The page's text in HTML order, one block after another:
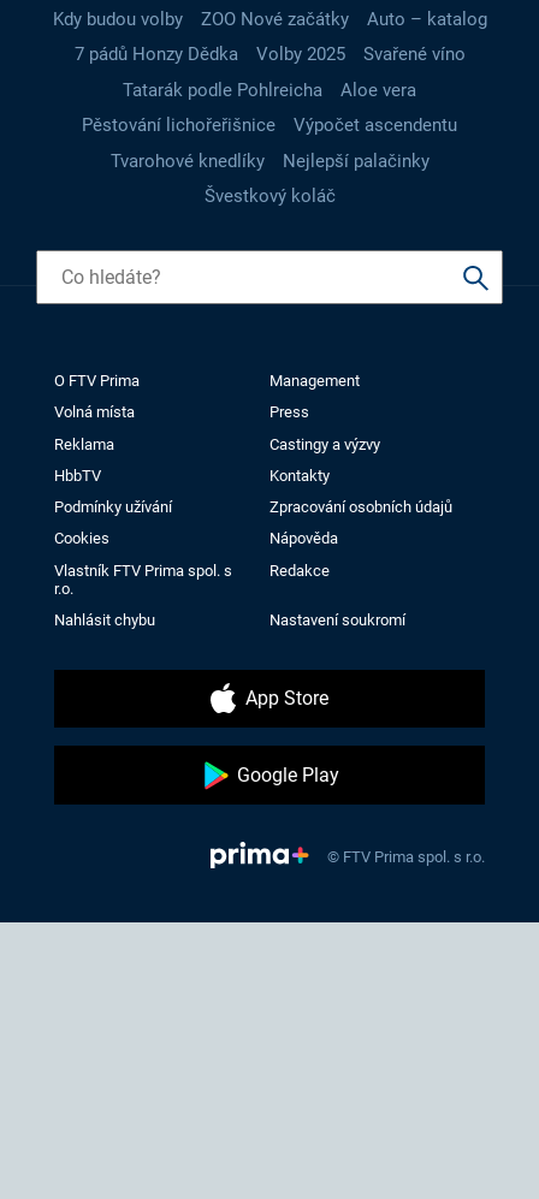
Kdy budou volby
ZOO Nové začátky
Auto – katalog
7 pádů Honzy Dědka
Volby 2025
Svařené víno
Tatarák podle Pohlreicha
Aloe vera
Pěstování lichořeřišnice
Výpočet ascendentu
Tvarohové knedlíky
Nejlepší palačinky
Švestkový koláč
O FTV Prima
Management
Volná místa
Press
Reklama
Castingy a výzvy
HbbTV
Kontakty
Podmínky užívání
Zpracování osobních údajů
Cookies
Nápověda
Vlastník FTV Prima spol. s
r.o.
Redakce
Nahlásit chybu Nastavení soukromí
App Store
Google Play
© FTV Prima spol. s r.o.